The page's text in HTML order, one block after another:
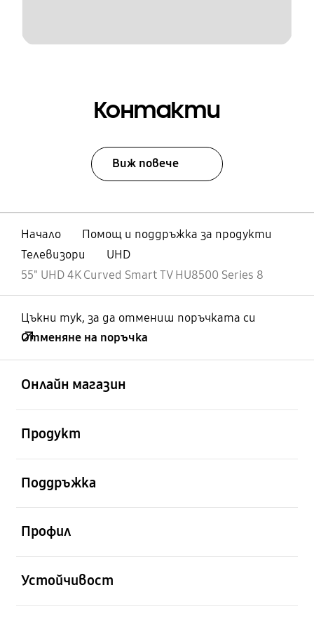
Контакти
Виж повече
Начало
Помощ и поддръжка за продукти
Телевизори
UHD
55" UHD 4K Curved Smart TV HU8500 Series 8
Цъкни тук, за да отмениш поръчката си
Отменяне на поръчка
Онлайн магазин
Продукт
Поддръжка
Профил
Устойчивост